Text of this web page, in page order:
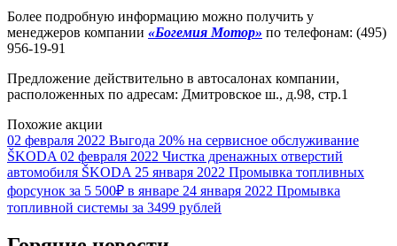
Более подробную информацию можно получить у
менеджеров компании «Богемия Мотор» по телефонам: (495)
956-19-91
Предложение действительно в автосалонах компании,
расположенных по адресам: Дмитровское ш., д.98, стр.1
Похожие акции
02 февраля 2022 Выгода 20% на сервисное обслуживание
ŠKODA 02 февраля 2022 Чистка дренажных отверстий
автомобиля ŠKODA 25 января 2022 Промывка топливных
форсунок за 5 500₽ в январе 24 января 2022 Промывка
топливной системы за 3499 рублей